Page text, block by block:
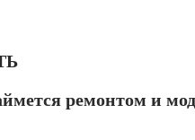
ремонтом и